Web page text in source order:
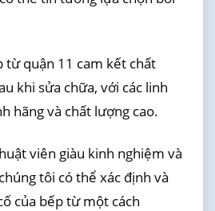
từ quận 11 cam kết chất
khi sửa chữa, với các linh
hãng và chất lượng cao.
viên giàu kinh nghiệm và
tôi có thể xác định và
của bếp từ một cách